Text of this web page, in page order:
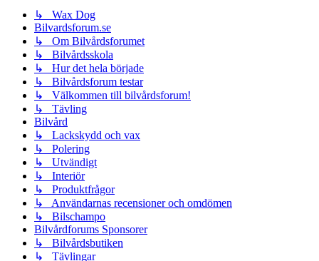
↳ Wax Dog
Bilvardsforum.se
↳ Om Bilvårdsforumet
↳ Bilvårdsskola
↳ Hur det hela började
↳ Bilvårdsforum testar
↳ Välkommen till bilvårdsforum!
↳ Tävling
Bilvård
↳ Lackskydd och vax
↳ Polering
↳ Utvändigt
↳ Interiör
↳ Produktfrågor
↳ Användarnas recensioner och omdömen
↳ Bilschampo
Bilvårdforums Sponsorer
↳ Bilvårdsbutiken
↳ Tävlingar